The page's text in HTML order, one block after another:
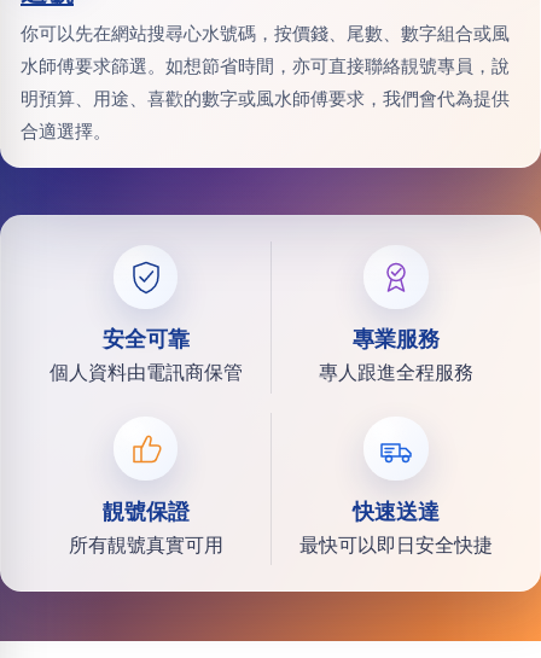
你可以先在網站搜尋心水號碼，按價錢、尾數、數字組合或風
水師傅要求篩選。如想節省時間，亦可直接聯絡靚號專員，說
明預算、用途、喜歡的數字或風水師傅要求，我們會代為提供
合適選擇。
安全可靠
個人資料由電訊商保管
專業服務
專人跟進全程服務
靚號保證
所有靚號真實可用
快速送達
最快可以即日安全快捷